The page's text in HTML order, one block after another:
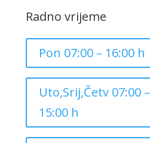
Radno vrijeme
Pon 07:00 – 16:00 h
Uto,Srij,Četv 07:00 –
15:00 h